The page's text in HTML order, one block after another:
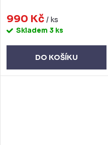
990 Kč / ks
Skladem 3 ks
DO KOŠÍKU